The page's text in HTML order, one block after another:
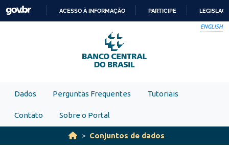
Skip to main content
PARA
O
CONTEÚDO
ACESSO À INFORMAÇÃO PARTICIPE
ENGLISH
Dados Perguntas Frequentes Tutoriais
Contato Sobre o Portal
Conjuntos de dados